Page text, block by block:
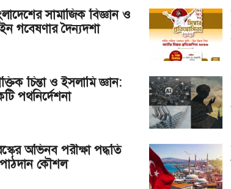
সামাজিক বিজ্ঞান ও
গবেষণার দৈন্যদশা
চিন্তা ও ইসলামি জ্ঞান:
পথনির্দেশনা
অভিনব পরীক্ষা পদ্ধতি
কৌশল